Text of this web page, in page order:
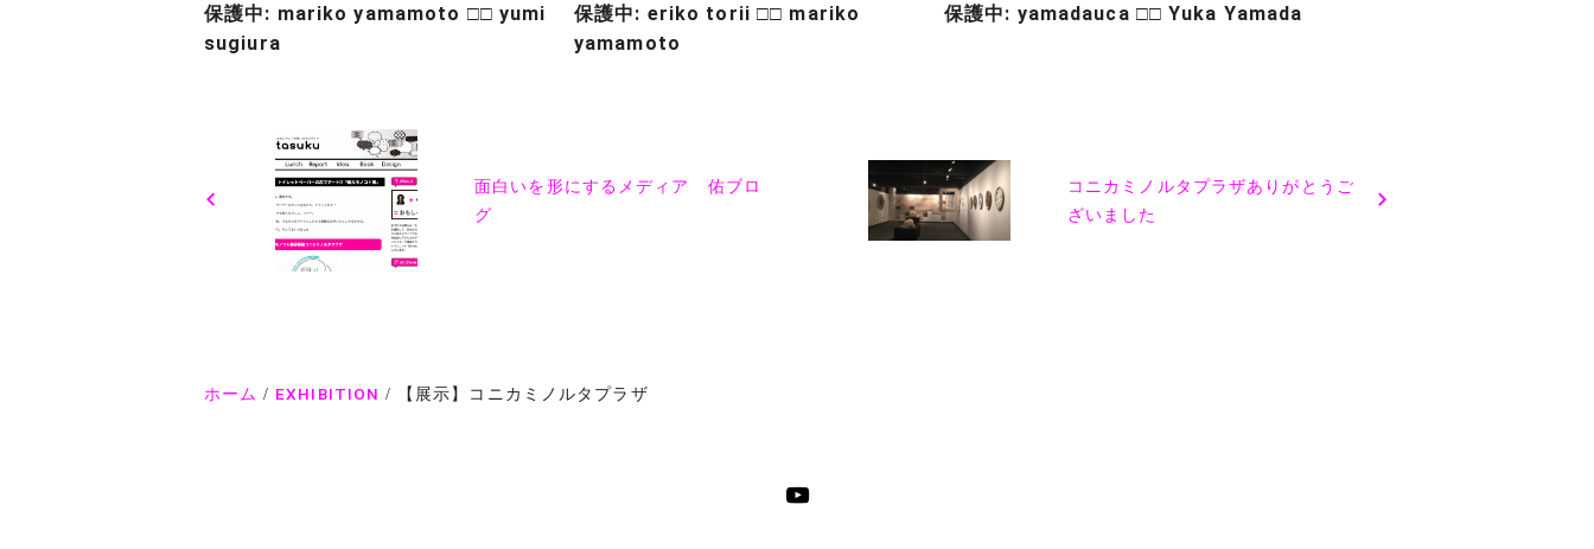
保護中: mariko yamamoto □□ yumi
sugiura
保護中: eriko torii □□ mariko
yamamoto
保護中: yamadauca □□ Yuka Yamada
ナ
シ
面白いを形にするメディア 佑ブロ
グ
コニカミノルタプラザありがとうご
ざいました
ホーム EXHIBITION 【展示】コニカミノルタプラザ